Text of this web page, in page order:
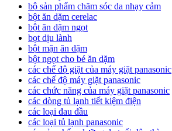
bộ sản phẩm chăm sóc da nhạy cảm
bột ăn dặm cerelac
bột ăn dặm ngọt
bọt dịu lành
bột mặn ăn dặm
bột ngọt cho bé ăn dặm
các chế độ giặt của máy giặt panasonic
các chế độ máy giặt panasonic
các chức năng của máy giặt panasonic
các dòng tủ lạnh tiết kiệm điện
các loại đau đầu
các loại tủ lạnh panasonic